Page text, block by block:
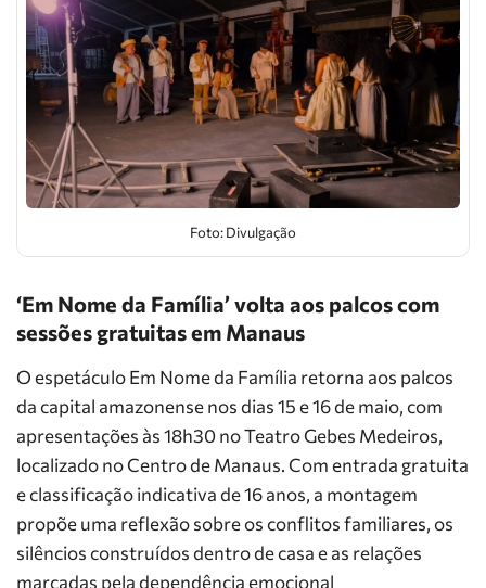
Foto: Divulgação
‘Em Nome da Família’ volta aos palcos com
sessões gratuitas em Manaus
O espetáculo Em Nome da Família retorna aos palcos
da capital amazonense nos dias 15 e 16 de maio, com
apresentações às 18h30 no Teatro Gebes Medeiros,
localizado no Centro de Manaus. Com entrada gratuita
e classificação indicativa de 16 anos, a montagem
propõe uma reflexão sobre os conflitos familiares, os
silêncios construídos dentro de casa e as relações
marcadas pela dependência emocional